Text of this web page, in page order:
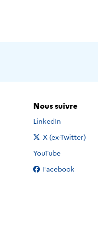
Nous suivre
Nous suivre sur
LinkedIn
Nous suivre sur
X (ex-Twitter)
Nous suivre sur
YouTube
Nous suivre sur
Facebook